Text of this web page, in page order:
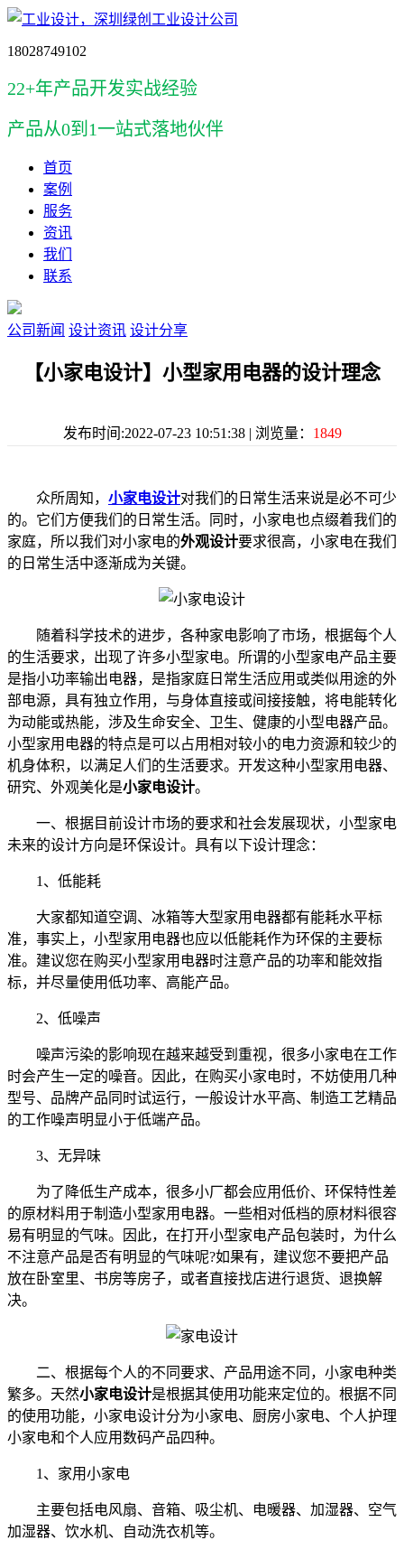
18028749102
22+年产品开发实战经验
产品从0到1一站式落地伙伴
首页
案例
服务
资讯
我们
联系
公司新闻 设计资讯 设计分享
【小家电设计】小型家用电器的设计理念
发布时间:2022-07-23 10:51:38 | 浏览量： 1849
众所周知， 小家电设计对我们的日常生活来说是必不可少
的。它们方便我们的日常生活。同时，小家电也点缀着我们的
家庭，所以我们对小家电的外观设计要求很高，小家电在我们
的日常生活中逐渐成为关键。
随着科学技术的进步，各种家电影响了市场，根据每个人
的生活要求，出现了许多小型家电。所谓的小型家电产品主要
是指小功率输出电器，是指家庭日常生活应用或类似用途的外
部电源，具有独立作用，与身体直接或间接接触，将电能转化
为动能或热能，涉及生命安全、卫生、健康的小型电器产品。
小型家用电器的特点是可以占用相对较小的电力资源和较少的
机身体积，以满足人们的生活要求。开发这种小型家用电器、
研究、外观美化是小家电设计。
一、根据目前设计市场的要求和社会发展现状，小型家电
未来的设计方向是环保设计。具有以下设计理念：
1、低能耗
大家都知道空调、冰箱等大型家用电器都有能耗水平标
准，事实上，小型家用电器也应以低能耗作为环保的主要标
准。建议您在购买小型家用电器时注意产品的功率和能效指
标，并尽量使用低功率、高能产品。
2、低噪声
噪声污染的影响现在越来越受到重视，很多小家电在工作
时会产生一定的噪音。因此，在购买小家电时，不妨使用几种
型号、品牌产品同时试运行，一般设计水平高、制造工艺精品
的工作噪声明显小于低端产品。
3、无异味
为了降低生产成本，很多小厂都会应用低价、环保特性差
的原材料用于制造小型家用电器。一些相对低档的原材料很容
易有明显的气味。因此，在打开小型家电产品包装时，为什么
不注意产品是否有明显的气味呢?如果有，建议您不要把产品
放在卧室里、书房等房子，或者直接找店进行退货、退换解
决。
二、根据每个人的不同要求、产品用途不同，小家电种类
繁多。天然小家电设计是根据其使用功能来定位的。根据不同
的使用功能，小家电设计分为小家电、厨房小家电、个人护理
小家电和个人应用数码产品四种。
1、家用小家电
主要包括电风扇、音箱、吸尘机、电暖器、加湿器、空气
加湿器、饮水机、自动洗衣机等。